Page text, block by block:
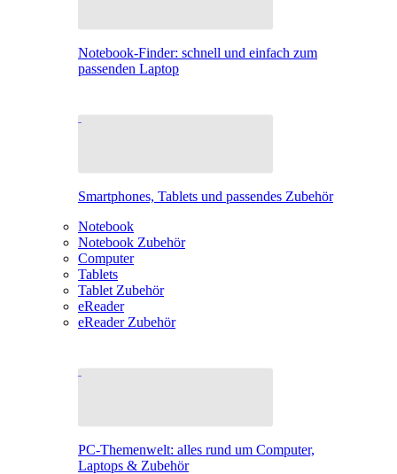
Notebook-Finder: schnell und einfach zum
passenden Laptop
Smartphones, Tablets und passendes Zubehör
Notebook
Notebook Zubehör
Computer
Tablets
Tablet Zubehör
eReader
eReader Zubehör
PC-Themenwelt: alles rund um Computer,
Laptops & Zubehör